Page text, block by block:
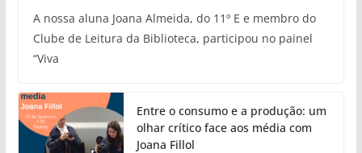
A nossa aluna Joana Almeida, do 11º E e membro do
Clube de Leitura da Biblioteca, participou no painel
“Viva
Entre o consumo e a produção: um
olhar crítico face aos média com
Joana Fillol